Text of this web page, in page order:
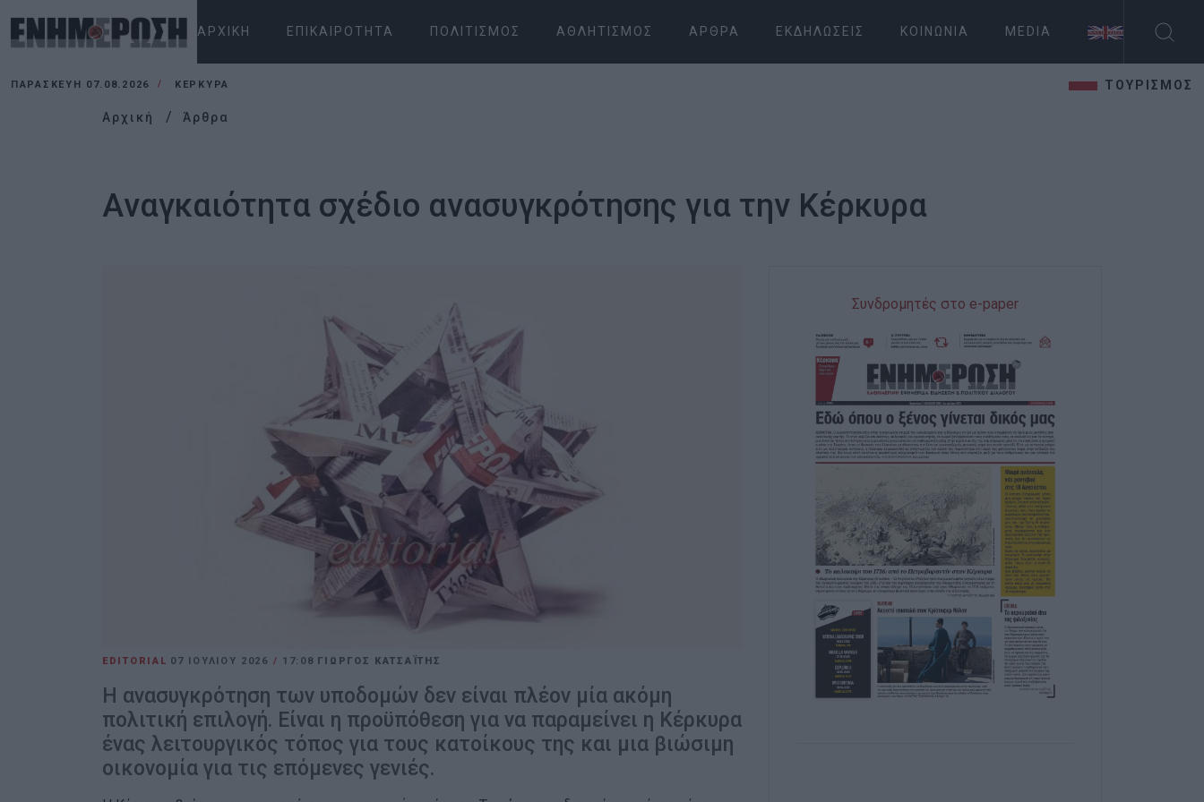
ΑΡΧΙΚΉ ΕΠΙΚΑΙΡΌΤΗΤΑ ΠΟΛΙΤΙΣΜΌΣ ΑΘΛΗΤΙΣΜΌΣ ΆΡΘΡΑ ΕΚΔΗΛΏΣΕΙΣ ΚΟΙΝΩΝΊΑ MEDIA
ΠΑΡΑΣΚΕΥΉ 07.08.2026 ΚΕΡΚΥΡΑ ΤΟΥΡΙΣΜΟΣ
Αρχική Άρθρα
Aναγκαιότητα σχέδιο ανασυγκρότησης για την Κέρκυρα
EDITORIAL 07 ΙΟΥΛΊΟΥ 2026 / 17:08 ΓΙΩΡΓΟΣ ΚΑΤΣΑΪΤΗΣ
Η ανασυγκρότηση των υποδομών δεν είναι πλέον μία ακόμη
πολιτική επιλογή. Είναι η προϋπόθεση για να παραμείνει η Κέρκυρα
ένας λειτουργικός τόπος για τους κατοίκους της και μια βιώσιμη
οικονομία για τις επόμενες γενιές.
Συνδρομητές στο e-paper